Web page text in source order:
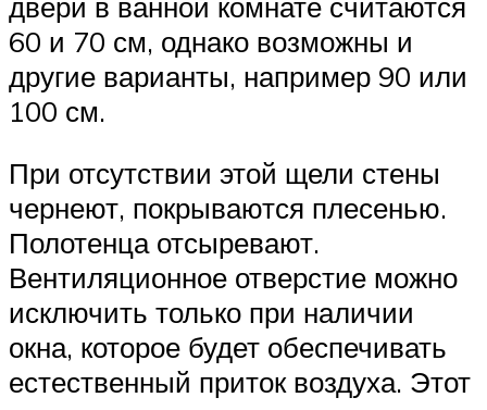
60 и 70 см, однако возможны и
другие варианты, например 90 или
100 см.
При отсутствии этой щели стены
чернеют, покрываются плесенью.
Полотенца отсыревают.
Вентиляционное отверстие можно
исключить только при наличии
окна, которое будет обеспечивать
естественный приток воздуха. Этот